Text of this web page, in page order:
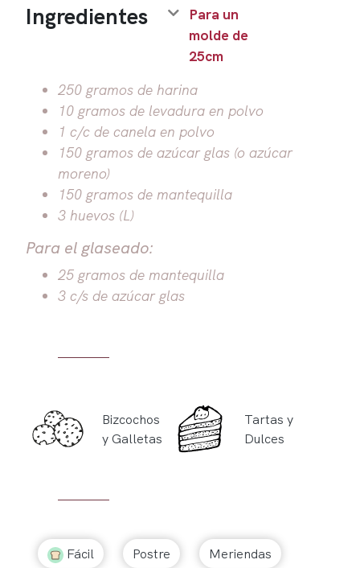
Ingredientes
Para un
molde de
25cm
250 gramos de harina
10 gramos de levadura en polvo
1 c/c de canela en polvo
150 gramos de azúcar glas (o azúcar
moreno)
150 gramos de mantequilla
3 huevos (L)
Para el glaseado:
25 gramos de mantequilla
3 c/s de azúcar glas
Bizcochos
y Galletas
Tartas y
Dulces
Fácil Postre Meriendas